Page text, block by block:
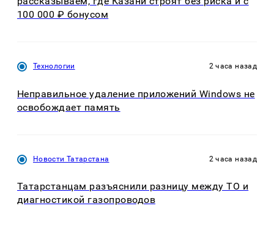
100 000 ₽ бонусом
Технологии 2 часа назад
Неправильное удаление приложений Windows не
освобождает память
Новости Татарстана 2 часа назад
Татарстанцам разъяснили разницу между ТО и
диагностикой газопроводов